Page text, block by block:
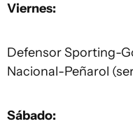
Viernes:
Defensor Sporting-
Nacional-Peñarol
Sábado: